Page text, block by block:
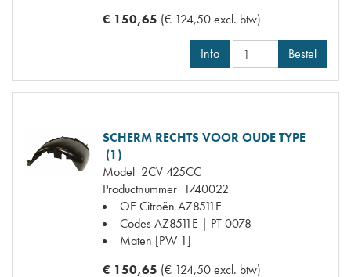
€ 150,65 (€ 124,50 excl. btw)
Info Bestel
SCHERM RECHTS VOOR OUDE TYPE
(1)
Model 2CV 425CC
Productnummer 1740022
OE Citroën AZ8511E
CodesAZ8511E | PT 0078
Maten [PW 1]
€ 150,65 (€ 124,50 excl. btw)